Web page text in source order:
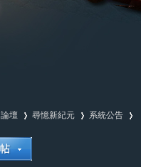
論壇 尋憶新紀元 系統公告